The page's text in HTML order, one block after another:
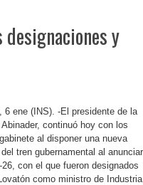
y
6 ene (INS). -El presidente de la
continuó hoy con los
al disponer una nueva
tren gubernamental al anunciar
con el que fueron designados
como ministro de